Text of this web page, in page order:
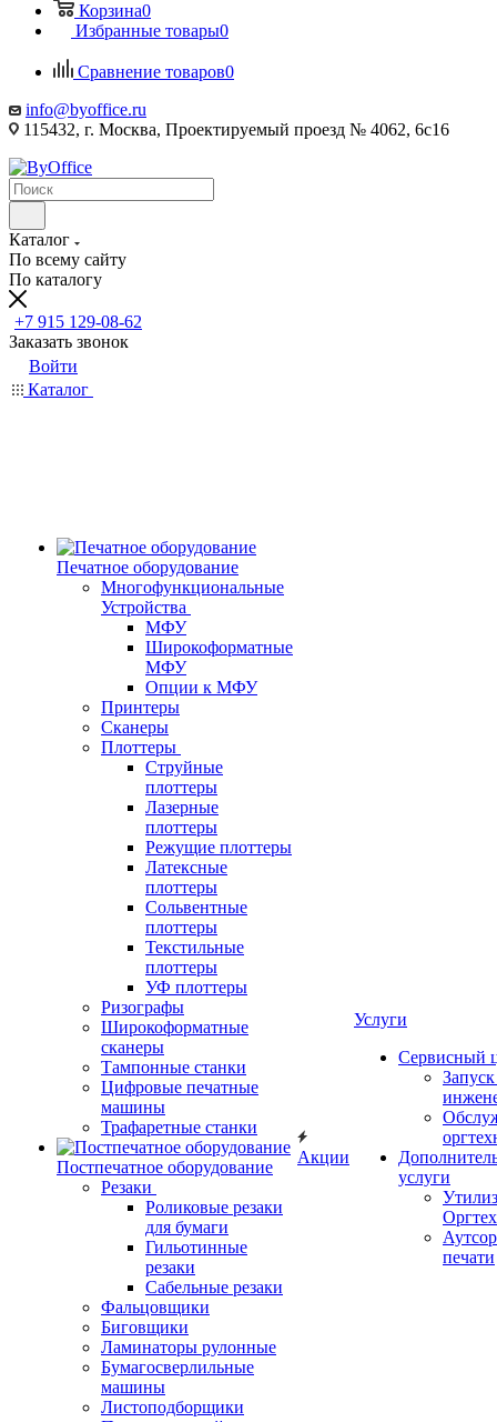
Корзина0
Избранные товары0
Сравнение товаров0
info@byoffice.ru
115432, г. Москва, Проектируемый проезд № 4062, 6с16
Каталог
По всему сайту
По каталогу
+7 915 129-08-62
Заказать звонок
Войти
Каталог
Печатное оборудование
Многофункциональные
Устройства
МФУ
Широкоформатные
МФУ
Опции к МФУ
Принтеры
Сканеры
Плоттеры
Струйные
плоттеры
Лазерные
плоттеры
Режущие плоттеры
Латексные
плоттеры
Сольвентные
плоттеры
Текстильные
плоттеры
УФ плоттеры
Ризографы
Широкоформатные
сканеры
Тампонные станки
Цифровые печатные
машины
Трафаретные станки
Постпечатное оборудование
Резаки
Роликовые резаки
для бумаги
Гильотинные
резаки
Сабельные резаки
Фальцовщики
Биговщики
Ламинаторы рулонные
Бумагосверлильные
машины
Листоподборщики
Акции
Услуги
Сервисный
услуги
печати